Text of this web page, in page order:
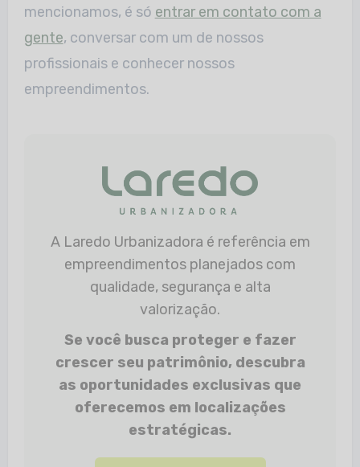
mencionamos, é só entrar em contato com a
gente, conversar com um de nossos
profissionais e conhecer nossos
empreendimentos.
A Laredo Urbanizadora é referência em
empreendimentos planejados com
qualidade, segurança e alta
valorização.
Se você busca proteger e fazer
crescer seu patrimônio, descubra
as oportunidades exclusivas que
oferecemos em localizações
estratégicas.